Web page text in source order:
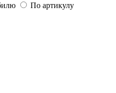
По артикулу